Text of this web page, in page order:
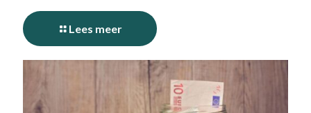
Lees meer